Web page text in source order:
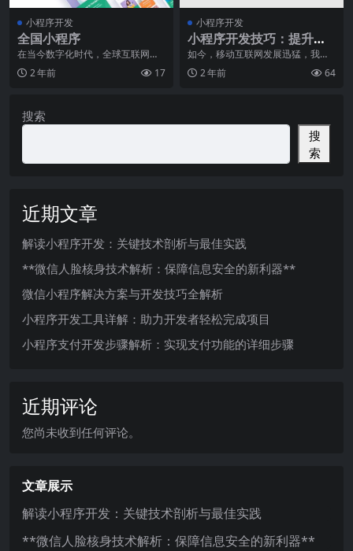
小程序开发
全国小程序
在当今数字化时代，全球互联网的
飞速发展给人们的生活带来了诸多
便利。其中，移动互联
2 年前 17
小程序开发
小程序开发技巧：提升小
程序页面加载速度的方法
如今，移动互联网发展迅猛，我们
每天都会接触到各种各样的移动应
用程序，其中小程序的
2 年前 64
搜索
搜
索
近期文章
解读小程序开发：关键技术剖析与最佳实践
**微信人脸核身技术解析：保障信息安全的新利器**
微信小程序解决方案与开发技巧全解析
小程序开发工具详解：助力开发者轻松完成项目
小程序支付开发步骤解析：实现支付功能的详细步骤
近期评论
您尚未收到任何评论。
文章展示
解读小程序开发：关键技术剖析与最佳实践
**微信人脸核身技术解析：保障信息安全的新利器**